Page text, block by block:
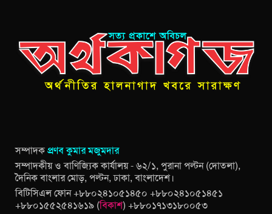
সম্পাদকপ্রণব কুমার মজুমদার
সম্পাদকীয় ও বাণিজ্যিক কার্যালয় - ৬২/১, পুরানা পল্টন (দোতলা),
দৈনিক বাংলার মোড়, পল্টন, ঢাকা, বাংলাদেশ।
বিটিসিএল ফোন +৮৮০২৪১০৫১৪৫০ +৮৮০২৪১০৫১৪৫১
+৮৮০১৫৫২৫৪১৬১৯ (বিকাশ) +৮৮০১৭১৩১৮০০৫৩